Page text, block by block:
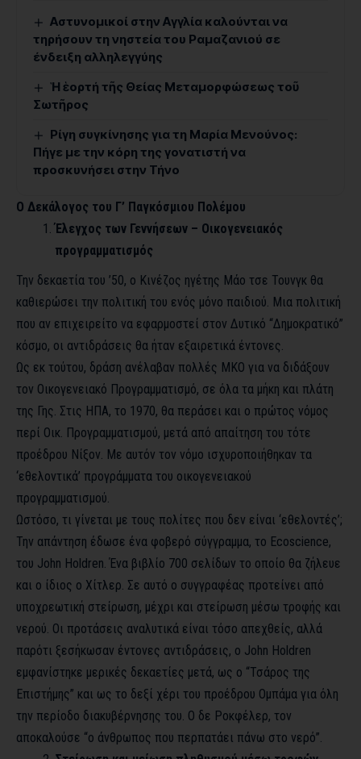
Αστυνομικοί στην Αγγλία καλούνται να
τηρήσουν τη νηστεία του Ραμαζανιού σε
ένδειξη αλληλεγγύης
Ἡ ἑορτή τῆς Θείας Μεταμορφώσεως τοῦ
Σωτῆρος
Ρίγη συγκίνησης για τη Μαρία Μενούνος:
Πήγε με την κόρη της γονατιστή να
προσκυνήσει στην Τήνο
Ο Δεκάλογος του Γ’ Παγκόσμιου Πολέμου
Έλεγχος των Γεννήσεων – Οικογενειακός
προγραμματισμός
Την δεκαετία του ’50, ο Κινέζος ηγέτης Μάο τσε Τουνγκ θα
καθιερώσει την πολιτική του ενός μόνο παιδιού. Μια πολιτική
που αν επιχειρείτο να εφαρμοστεί στον Δυτικό “Δημοκρατικό”
κόσμο, οι αντιδράσεις θα ήταν εξαιρετικά έντονες.
Ως εκ τούτου, δράση ανέλαβαν πολλές ΜΚΟ για να διδάξουν
τον Οικογενειακό Προγραμματισμό, σε όλα τα μήκη και πλάτη
της Γης. Στις ΗΠΑ, το 1970, θα περάσει και ο πρώτος νόμος
περί Οικ. Προγραμματισμού, μετά από απαίτηση του τότε
προέδρου Νίξον. Με αυτόν τον νόμο ισχυροποιήθηκαν τα
‘εθελοντικά’ προγράμματα του οικογενειακού
προγραμματισμού.
Ωστόσο, τι γίνεται με τους πολίτες που δεν είναι ‘εθελοντές’;
Την απάντηση έδωσε ένα φοβερό σύγγραμμα, το Ecoscience,
του John Holdren. Ένα βιβλίο 700 σελίδων το οποίο θα ζήλευε
και ο ίδιος ο Χίτλερ. Σε αυτό ο συγγραφέας προτείνει από
υποχρεωτική στείρωση, μέχρι και στείρωση μέσω τροφής και
νερού. Οι προτάσεις αναλυτικά είναι τόσο απεχθείς, αλλά
παρότι ξεσήκωσαν έντονες αντιδράσεις, ο John Holdren
εμφανίστηκε μερικές δεκαετίες μετά, ως ο “Τσάρος της
Επιστήμης” και ως το δεξί χέρι του προέδρου Ομπάμα για όλη
την περίοδο διακυβέρνησης του. Ο δε Ροκφέλερ, τον
αποκαλούσε “ο άνθρωπος που περπατάει πάνω στο νερό”.